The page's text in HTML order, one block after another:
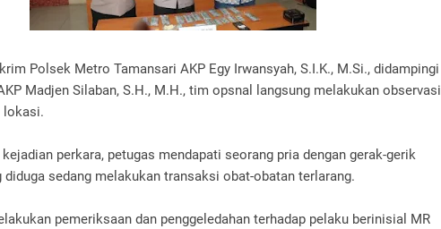
Polsek Metro Tamansari AKP Egy Irwansyah, S.I.K., M.Si., didampingi
Madjen Silaban, S.H., M.H., tim opsnal langsung melakukan observasi
lokasi.
perkara, petugas mendapati seorang pria dengan gerak-gerik
diduga sedang melakukan transaksi obat-obatan terlarang.
pemeriksaan dan penggeledahan terhadap pelaku berinisial MR